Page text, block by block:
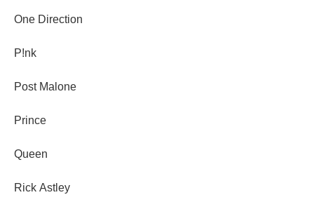
One Direction
P!nk
Post Malone
Prince
Queen
Rick Astley